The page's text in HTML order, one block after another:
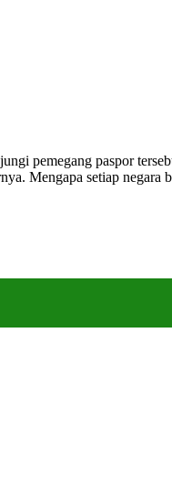
pemegang paspor
Mengapa setiap negara